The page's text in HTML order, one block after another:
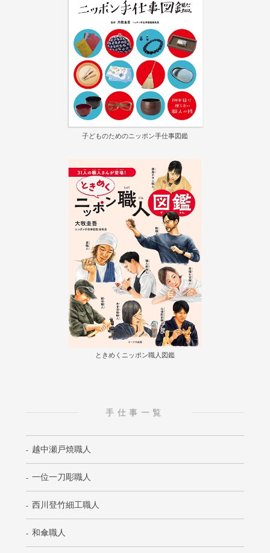
子どものためのニッポン手仕事図鑑
ときめくニッポン職人図鑑
手仕事一覧
越中瀬戸焼職人
一位一刀彫職人
西川登竹細工職人
和傘職人